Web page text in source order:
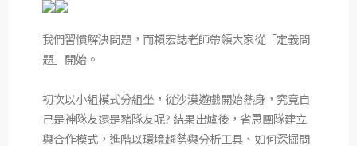
我們習慣解決問題，而賴宏誌老師帶領大家從「定義問
題」開始。
初次以小組模式分組坐，從沙漠遊戲開始熱身，究竟自
己是神隊友還是豬隊友呢? 結果出爐後，省思團隊建立
與合作模式，進階以環境趨勢與分析工具、如何深掘問